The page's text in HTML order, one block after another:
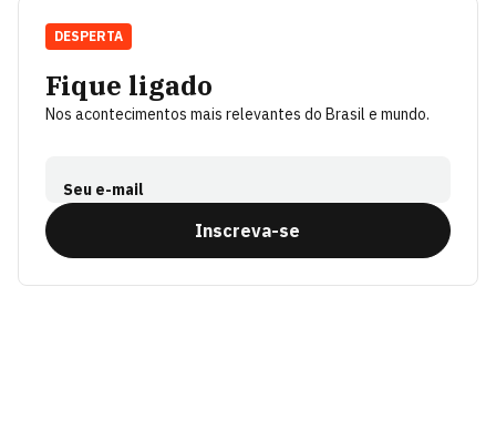
Fique ligado
Nos acontecimentos mais relevantes do Brasil e mundo.
Seu e-mail
Inscreva-se
DESPERTA